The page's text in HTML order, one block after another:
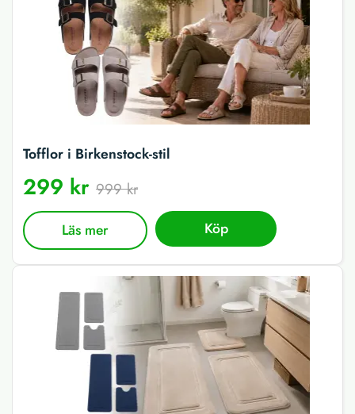
Tofflor i Birkenstock-stil
299 kr 999 kr
Läs mer Köp